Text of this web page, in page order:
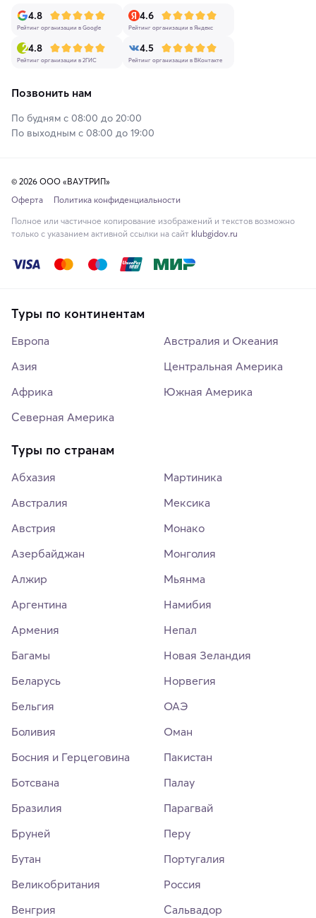
4.8
Рейтинг организации в Google
4.6
Рейтинг организации в Яндекс
4.8
Рейтинг организации в 2ГИС
4.5
Рейтинг организации в ВКонтакте
Позвонить нам
По будням с 08:00 до 20:00
По выходным с 08:00 до 19:00
© 2026 ООО «ВАУТРИП»
Оферта
Политика конфиденциальности
Полное или частичное копирование изображений и текстов возможно
только с указанием активной ссылки на сайт klubgidov.ru
Туры по континентам
Европа
Азия
Африка
Северная Америка
Австралия и Океания
Центральная Америка
Южная Америка
Туры по странам
Абхазия
Австралия
Австрия
Азербайджан
Алжир
Аргентина
Армения
Багамы
Беларусь
Бельгия
Боливия
Босния и Герцеговина
Ботсвана
Бразилия
Бруней
Бутан
Великобритания
Венгрия
Мартиника
Мексика
Монако
Монголия
Мьянма
Намибия
Непал
Новая Зеландия
Норвегия
ОАЭ
Оман
Пакистан
Палау
Парагвай
Перу
Португалия
Россия
Сальвадор